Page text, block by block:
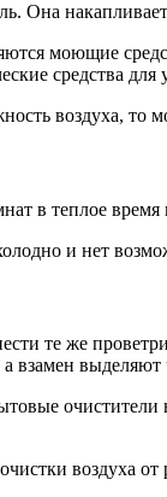
Она
моющие
средства
воздуха, то
в теплое
и нет
те же
взамен выделяют
очистители
воздуха